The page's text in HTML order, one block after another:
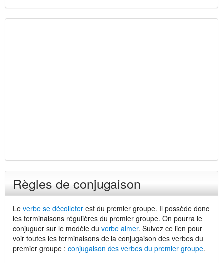
Règles de conjugaison
Le verbe se décolleter est du premier groupe. Il possède donc
les terminaisons régulières du premier groupe. On pourra le
conjuguer sur le modèle du verbe aimer. Suivez ce lien pour
voir toutes les terminaisons de la conjugaison des verbes du
premier groupe : conjugaison des verbes du premier groupe.